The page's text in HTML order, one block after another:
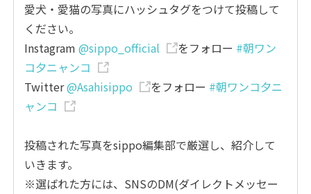
愛犬・愛猫の写真にハッシュタグをつけて投稿して
ください。
Instagram@sippo_official をフォロー #朝ワン
コ夕ニャンコ
Twitter@Asahisippo をフォロー #朝ワンコ夕ニ
ャンコ
投稿された写真をsippo編集部で厳選し、紹介して
いきます。
※選ばれた方には、SNSのDM(ダイレクトメッセー